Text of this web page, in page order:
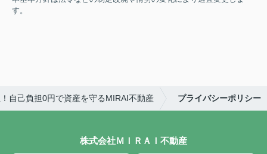
す。
自己負担0円で資産を守るMIRAI不動産 プライバシーポリシー
株式会社ＭＩＲＡＩ不動産